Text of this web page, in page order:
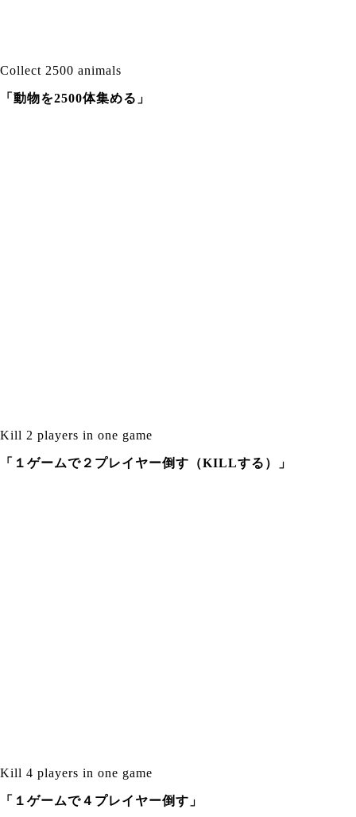
Collect 2500 animals
「動物を2500体集める」
Kill 2 players in one game
「１ゲームで２プレイヤー倒す（KILLする）」
Kill 4 players in one game
「１ゲームで４プレイヤー倒す」